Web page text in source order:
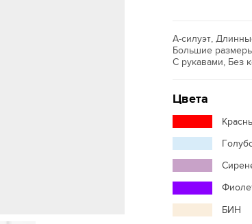
А-силуэт,
Большие
С рукавами, Без
Цвета
БИН